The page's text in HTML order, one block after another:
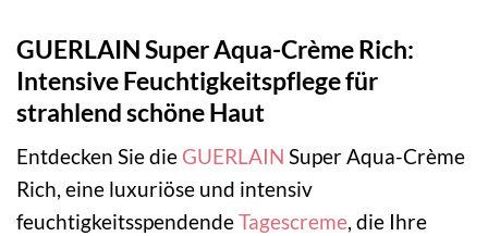
GUERLAIN Super Aqua-Crème Rich:
Intensive Feuchtigkeitspflege für
strahlend schöne Haut
Entdecken Sie die GUERLAIN Super Aqua-Crème
Rich, eine luxuriöse und intensiv
feuchtigkeitsspendendeTagescreme, die Ihre